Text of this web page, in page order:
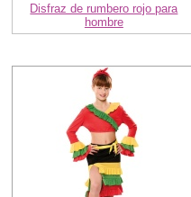
Disfraz de rumbero rojo para
hombre